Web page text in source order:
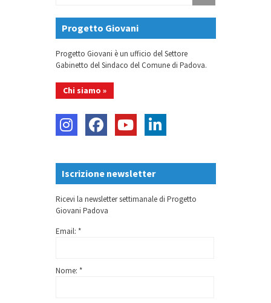
Progetto Giovani
Progetto Giovani è un ufficio del Settore
Gabinetto del Sindaco del Comune di Padova.
Chi siamo »
Iscrizione newsletter
Ricevi la newsletter settimanale di Progetto
Giovani Padova
Email: *
Nome: *